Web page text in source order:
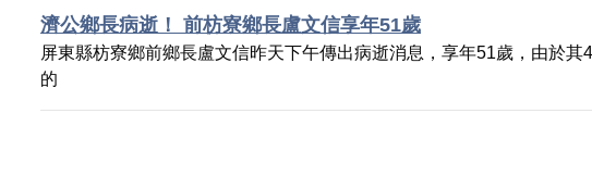
濟公鄉長病逝！ 前枋寮鄉長盧文信享年51歲
屏東縣枋寮鄉前鄉長盧文信昨天下午傳出病逝消息，享年51歲，由於
的